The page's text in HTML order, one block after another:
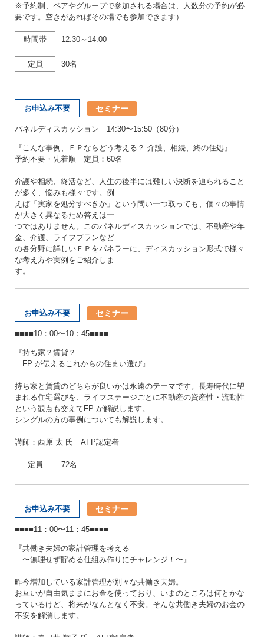
※予約制、ペアやグループで参加される場合は、人数分の予約が必
要です。空きがあればその場でも参加できます）
時間帯 12:30～14:00
定員 30名
お申込み不要 セミナー
パネルディスカッション 14:30〜15:50（80分）
『こんな事例、ＦＰならどう考える？ 介護、相続、終の住処』
予約不要・先着順 定員：60名
介護や相続、終活など、人生の後半には難しい決断を迫られること
が多く、悩みも様々です。例
えば「実家を処分すべきか」という問い一つ取っても、個々の事情
が大きく異なるため答えは一
つではありません。このパネルディスカッションでは、不動産や年
金、介護、ライフプランなど
の各分野に詳しいＦＰをパネラーに、ディスカッション形式で様々
な考え方や実例をご紹介しま
す。
お申込み不要 セミナー
■■■■10：00〜10：45■■■■
『持ち家？賃貸？
FP が伝えるこれからの住まい選び』
持ち家と賃貸のどちらが良いかは永遠のテーマです。長寿時代に望
まれる住宅選びを、ライフステージごとに不動産の資産性・流動性
という観点も交えてFP が解説します。
シングルの方の事例についても解説します。
講師：西原 太 氏 AFP認定者
定員 72名
お申込み不要 セミナー
■■■■11：00〜11：45■■■■
『共働き夫婦の家計管理を考える
〜無理せず貯める仕組み作りにチャレンジ！〜』
昨今増加している家計管理が別々な共働き夫婦。
お互いが自由気ままにお金を使っており、いまのところは何とかな
っているけど、将来がなんとなく不安。そんな共働き夫婦のお金の
不安を解消します。